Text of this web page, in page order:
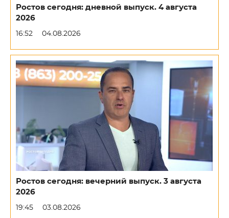
Ростов сегодня: дневной выпуск. 4 августа
2026
16:52 04.08.2026
Ростов сегодня: вечерний выпуск. 3 августа
2026
19:45 03.08.2026